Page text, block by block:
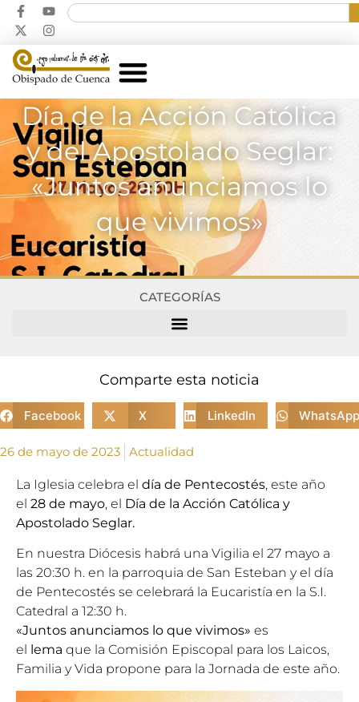
Día de la Acción Católica
y del Apostolado Seglar:
«Juntos anunciamos lo
que vivimos»
CATEGORÍAS
Comparte esta noticia
Facebook X LinkedIn WhatsApp
26 de mayo de 2023 Actualidad
La Iglesia celebra el día de Pentecostés, este año
el 28 de mayo, el Día de la Acción Católica y
Apostolado Seglar.
En nuestra Diócesis habrá una Vigilia el 27 mayo a
las 20:30 h. en la parroquia de San Esteban y el día
de Pentecostés se celebrará la Eucaristía en la S.I.
Catedral a 12:30 h.
«Juntos anunciamos lo que vivimos» es
el
lema que la Comisión Episcopal para los Laicos,
Familia y Vida propone para la Jornada de este año.